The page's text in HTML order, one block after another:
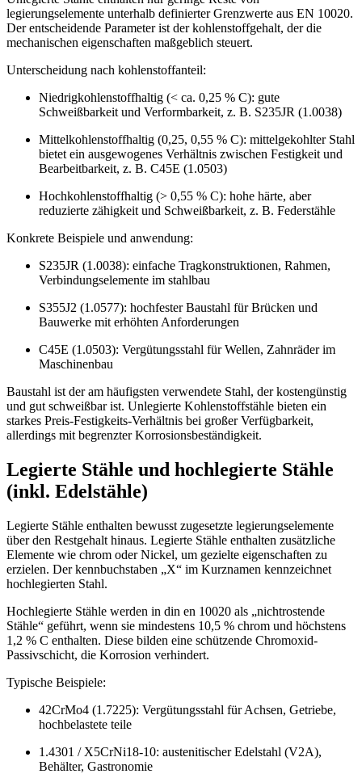
legierungselemente unterhalb definierter Grenzwerte aus EN 10020.
Der entscheidende Parameter ist der kohlenstoffgehalt, der die
mechanischen eigenschaften maßgeblich steuert.
Unterscheidung nach kohlenstoffanteil:
Niedrigkohlenstoffhaltig (< ca. 0,25 % C): gute
Schweißbarkeit und Verformbarkeit, z. B. S235JR (1.0038)
Mittelkohlenstoffhaltig (0,25, 0,55 % C): mittelgekohlter Stahl
bietet ein ausgewogenes Verhältnis zwischen Festigkeit und
Bearbeitbarkeit, z. B. C45E (1.0503)
Hochkohlenstoffhaltig (> 0,55 % C): hohe härte, aber
reduzierte zähigkeit und Schweißbarkeit, z. B. Federstähle
Konkrete Beispiele und anwendung:
S235JR (1.0038): einfache Tragkonstruktionen, Rahmen,
Verbindungselemente im stahlbau
S355J2 (1.0577): hochfester Baustahl für Brücken und
Bauwerke mit erhöhten Anforderungen
C45E (1.0503): Vergütungsstahl für Wellen, Zahnräder im
Maschinenbau
Baustahl ist der am häufigsten verwendete Stahl, der kostengünstig
und gut schweißbar ist. Unlegierte Kohlenstoffstähle bieten ein
starkes Preis-Festigkeits-Verhältnis bei großer Verfügbarkeit,
allerdings mit begrenzter Korrosionsbeständigkeit.
Legierte Stähle und hochlegierte Stähle
(inkl. Edelstähle)
Legierte Stähle enthalten bewusst zugesetzte legierungselemente
über den Restgehalt hinaus. Legierte Stähle enthalten zusätzliche
Elemente wie chrom oder Nickel, um gezielte eigenschaften zu
erzielen. Der kennbuchstaben „X“ im Kurznamen kennzeichnet
hochlegierten Stahl.
Hochlegierte Stähle werden in din en 10020 als „nichtrostende
Stähle“ geführt, wenn sie mindestens 10,5 % chrom und höchstens
1,2 % C enthalten. Diese bilden eine schützende Chromoxid-
Passivschicht, die Korrosion verhindert.
Typische Beispiele:
42CrMo4 (1.7225): Vergütungsstahl für Achsen, Getriebe,
hochbelastete teile
1.4301 / X5CrNi18-10: austenitischer Edelstahl (V2A),
Behälter, Gastronomie